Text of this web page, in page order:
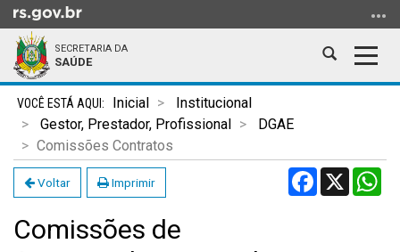
para
conteúdo
menu
para
busca
SECRETARIA DA
SAÚDE
Abrir
Início
conteúdo
Inicial
Institucional
Gestor, Prestador, Profissional
DGAE
Comissões Contratos
Voltar Imprimir Facebook
X
Comissões de